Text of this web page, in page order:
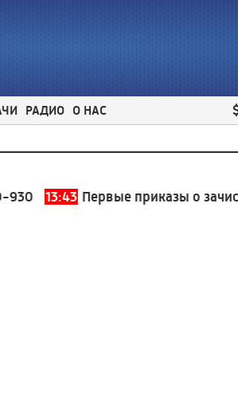
РАДИО О НАС
13:43 Первые приказы о